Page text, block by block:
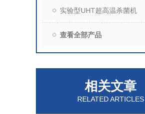
实验型UHT超高温杀菌机
查看全部产品
相关文章
RELATED ARTICLES